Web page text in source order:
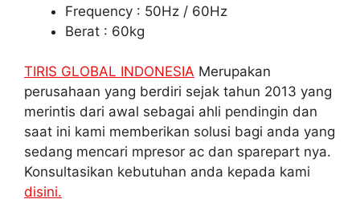
Frequency : 50Hz / 60Hz
Berat : 60kg
TIRIS GLOBAL INDONESIA Merupakan
perusahaan yang berdiri sejak tahun 2013 yang
merintis dari awal sebagai ahli pendingin dan
saat ini kami memberikan solusi bagi anda yang
sedang mencari mpresor ac dan sparepart nya.
Konsultasikan kebutuhan anda kepada kami
disini.